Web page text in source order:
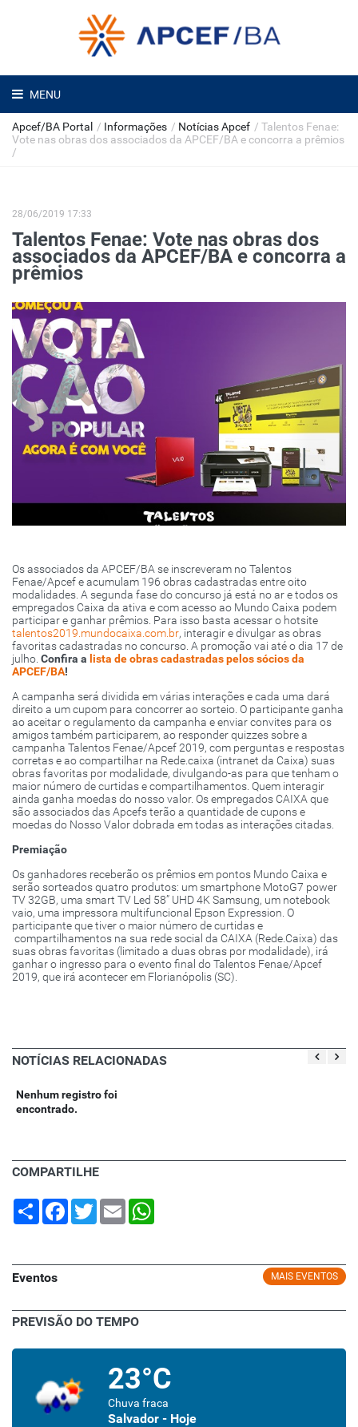
MENU
Apcef/BA Portal / Informações / Notícias Apcef / Talentos Fenae:
Vote nas obras dos associados da APCEF/BA e concorra a prêmios
/
28/06/2019 17:33
Talentos Fenae: Vote nas obras dos
associados da APCEF/BA e concorra a
prêmios
Os associados da APCEF/BA se inscreveram no Talentos
Fenae/Apcef e acumulam 196 obras cadastradas entre oito
modalidades. A segunda fase do concurso já está no ar e todos os
empregados Caixa da ativa e com acesso ao Mundo Caixa podem
participar e ganhar prêmios. Para isso basta acessar o hotsite
talentos2019.mundocaixa.com.br, interagir e divulgar as obras
favoritas cadastradas no concurso. A promoção vai até o dia 17 de
julho. Confira a lista de obras cadastradas pelos sócios da
APCEF/BA!
A campanha será dividida em várias interações e cada uma dará
direito a um cupom para concorrer ao sorteio. O participante ganha
ao aceitar o regulamento da campanha e enviar convites para os
amigos também participarem, ao responder quizzes sobre a
campanha Talentos Fenae/Apcef 2019, com perguntas e respostas
corretas e ao compartilhar na Rede.caixa (intranet da Caixa) suas
obras favoritas por modalidade, divulgando-as para que tenham o
maior número de curtidas e compartilhamentos. Quem interagir
ainda ganha moedas do nosso valor. Os empregados CAIXA que
são associados das Apcefs terão a quantidade de cupons e
moedas do Nosso Valor dobrada em todas as interações citadas.
Premiação
Os ganhadores receberão os prêmios em pontos Mundo Caixa e
serão sorteados quatro produtos: um smartphone MotoG7 power
TV 32GB, uma smart TV Led 58” UHD 4K Samsung, um notebook
vaio, uma impressora multifuncional Epson Expression. O
participante que tiver o maior número de curtidas e
compartilhamentos na sua rede social da CAIXA (Rede.Caixa) das
suas obras favoritas (limitado a duas obras por modalidade), irá
ganhar o ingresso para o evento final do Talentos Fenae/Apcef
2019, que irá acontecer em Florianópolis (SC).
NOTÍCIAS RELACIONADAS
Nenhum registro foi
encontrado.
COMPARTILHE
Share Facebook
TwitterEmail
MAIS EVENTOS
Eventos
PREVISÃO DO TEMPO
23°C
Chuva fraca
Salvador - Hoje